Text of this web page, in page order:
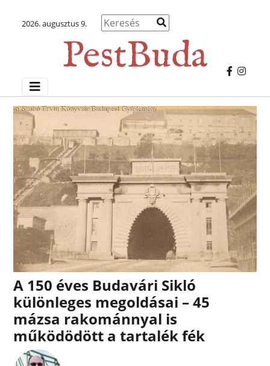
2026. augusztus 9.
A 150 éves Budavári Sikló
különleges megoldásai – 45
mázsa rakománnyal is
működödött a tartalék fék